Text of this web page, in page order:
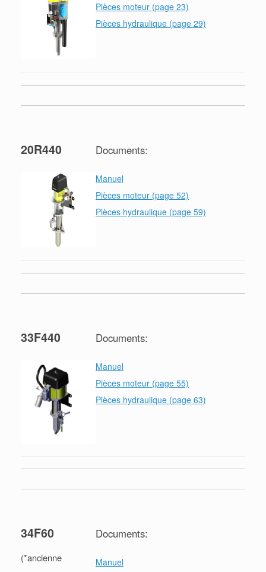
Pièces moteur (page 23)
Pièces hydraulique (page 29)
20R440 Documents:
Manuel
Pièces moteur (page 52)
Pièces hydraulique (page 59)
33F440 Documents:
Manuel
Pièces moteur (page 55)
Pièces hydraulique (page 63)
34F60
(*ancienne
Documents:
Manuel